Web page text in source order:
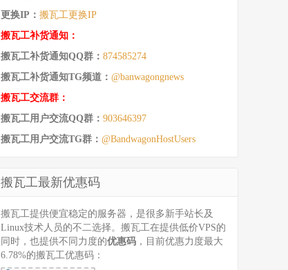
更换IP： 搬瓦工更换IP
搬瓦工补货通知：
搬瓦工补货通知QQ群： 874585274
搬瓦工补货通知TG频道： @banwagongnews
搬瓦工交流群：
搬瓦工用户交流QQ群： 903646397
搬瓦工用户交流TG群： @BandwagonHostUsers
搬瓦工最新优惠码
搬瓦工提供便宜稳定的服务器，是很多新手站长及
Linux技术人员的不二选择。搬瓦工在提供低价VPS的
同时，也提供不同力度的优惠码 ，目前优惠力度最大
6.78%的搬瓦工优惠码：